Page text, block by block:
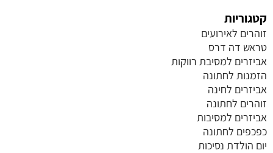
קטגוריות
זוהרים לאירועים
טראש דה דרס
אביזרים למסיבת רווקות
הזמנות לחתונה
אביזרים לחינה
זוהרים לחתונה
אביזרים למסיבות
כפכפים לחתונה
יום הולדת נסיכות